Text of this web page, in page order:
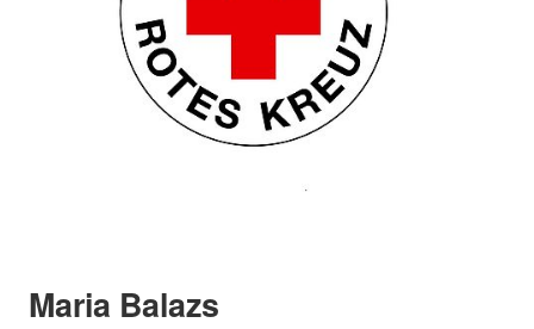
Maria Balazs